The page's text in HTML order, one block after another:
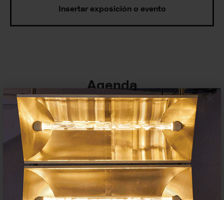
×
Insertar exposición o evento
Agenda
Exposiciones, inauguraciones,
actividades.
¡Te ayudamos a encontrar el
evento que buscas !